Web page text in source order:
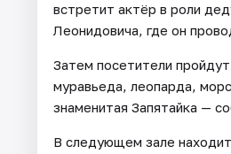
встретит актёр в роли
Леонидовича, где он
Затем посетители
муравьеда, леопарда,
знаменитая Запятайка —
В следующем зале